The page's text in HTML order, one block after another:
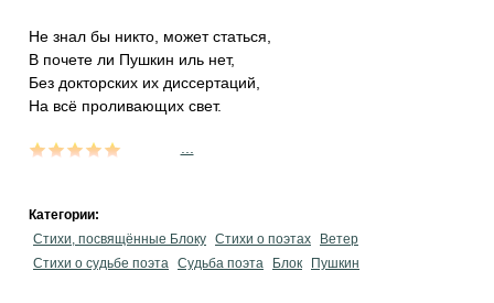
Не знал бы никто, может статься,
В почете ли Пушкин иль нет,
Без докторских их диссертаций,
На всё проливающих свет.
Категории:
Стихи, посвящённые Блоку Стихи о поэтах
Ветер
Стихи о судьбе поэта Судьба поэта Блок Пушкин